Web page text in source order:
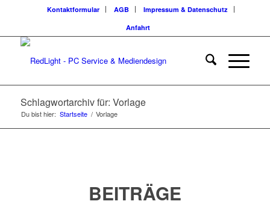
Kontaktformular AGB
Impressum & Datenschutz
Anfahrt
Schlagwortarchiv für: Vorlage
Du bist hier: Startseite / Vorlage
BEITRÄGE